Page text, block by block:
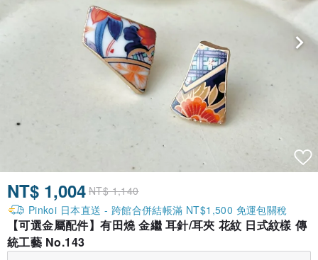
NT$ 1,004 NT$ 1,140
Pinkoi 日本直送 - 跨館合併結帳滿 NT$1,500 免運包關稅
【可選金屬配件】有田燒 金繼 耳針/耳夾 花紋 日式紋樣 傳
統工藝 No.143